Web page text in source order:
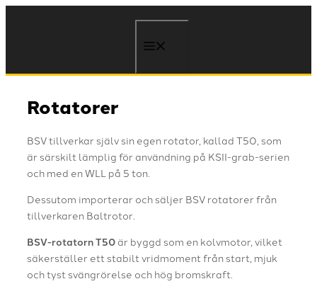
Rotatorer
BSV tillverkar själv sin egen rotator, kallad T50, som
är särskilt lämplig för användning på KSII-grab-serien
och med en WLL på 5 ton.
Dessutom importerar och säljer BSV rotatorer från
tillverkaren Baltrotor.
BSV-rotatorn T50 är byggd som en kolvmotor, vilket
säkerställer ett stabilt vridmoment från start, mjuk
och tyst svängrörelse och hög bromskraft.